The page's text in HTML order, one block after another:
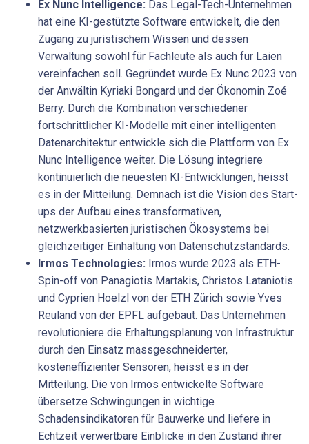
Ex Nunc Intelligence: Das Legal-Tech-Unternehmen
hat eine KI-gestützte Software entwickelt, die den
Zugang zu juristischem Wissen und dessen
Verwaltung sowohl für Fachleute als auch für Laien
vereinfachen soll. Gegründet wurde Ex Nunc 2023 von
der Anwältin Kyriaki Bongard und der Ökonomin Zoé
Berry. Durch die Kombination verschiedener
fortschrittlicher KI-Modelle mit einer intelligenten
Datenarchitektur entwickle sich die Plattform von Ex
Nunc Intelligence weiter. Die Lösung integriere
kontinuierlich die neuesten KI-Entwicklungen, heisst
es in der Mitteilung. Demnach ist die Vision des Start-
ups der Aufbau eines transformativen,
netzwerkbasierten juristischen Ökosystems bei
gleichzeitiger Einhaltung von Datenschutzstandards.
Irmos Technologies: Irmos wurde 2023 als ETH-
Spin-off von Panagiotis Martakis, Christos Lataniotis
und Cyprien Hoelzl von der ETH Zürich sowie Yves
Reuland von der EPFL aufgebaut. Das Unternehmen
revolutioniere die Erhaltungsplanung von Infrastruktur
durch den Einsatz massgeschneiderter,
kosteneffizienter Sensoren, heisst es in der
Mitteilung. Die von Irmos entwickelte Software
übersetze Schwingungen in wichtige
Schadensindikatoren für Bauwerke und liefere in
Echtzeit verwertbare Einblicke in den Zustand ihrer